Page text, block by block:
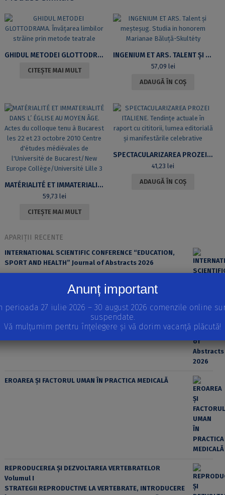
GHIDUL METODEI GLOTTODRAMA. ÎNVĂȚAREA LIMBILOR STRĂINE PRIN METODE TEATRALE
CITEȘTE MAI MULT
INGENIUM ET ARS. TALENT ȘI MEȘTEȘUG. STUDIA IN HONOREM MARIANAE BĂLUȚĂ-SKULTÉTY
57,09 lei
ADAUGĂ ÎN COȘ
MATÉRIALITÉ ET IMMATERIALITÉ DANS L’ ÉGLISE AU MOYEN ÂGE. ACTES DU COLLOQUE TENU À BUCAREST LES 22 ET 23 OCTOBRE 2010 CENTRE D’ÉTUDES MÉDIÉVALES DE L’UNIVERSITÉ DE BUCAREST/NEW EUROPE COLLÈGE/UNIVERSITÉ LILLE 3
59,73 lei
CITEȘTE MAI MULT
SPECTACULARIZAREA PROZEI ITALIENE. TENDINȚE ACTUALE ÎN RAPORT CU CITITORII, LUMEA EDITORIALĂ ȘI MANIFESTĂRILE CELEBRATIVE
41,23lei
ADAUGĂ ÎN COȘ
APARIȚII RECENTE
INTERNATIONAL SCIENTIFIC CONFERENCE “EDUCATION,
SPORT AND HEALTH” Journal of Abstracts 2026
EROAREA ȘI FACTORUL UMAN ÎN PRACTICA MEDICALĂ
REPRODUCEREA ȘI DEZVOLTAREA VERTEBRATELOR
Volumul I
STRATEGII REPRODUCTIVE LA VERTEBRATE, INTRODUCERE
Anunț important
perioada 27 iulie 2026 – 30 august 2026 comenzile online
suspendate.
Vă mulțumim pentru înțelegere și vă dorim vacanță plăcută!